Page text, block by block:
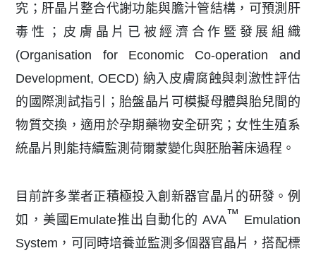
究；肝晶片整合代謝功能與膽汁管結構，可預測肝
毒性；皮膚晶片已被經濟合作暨發展組織
(Organisation for Economic Co-operation and
Development, OECD) 納入皮膚腐蝕與刺激性評估
的國際測試指引；胎盤晶片可模擬母體與胎兒間的
物質交換，適用於孕期藥物安全研究；女性生殖系
統晶片則能持續監測荷爾蒙變化與胚胎著床過程。
目前許多業者正積極投入創新器官晶片的研發。例
如，美國Emulate推出自動化的 AVA™ Emulation
System，可同時培養並監測多個器官晶片，搭配標